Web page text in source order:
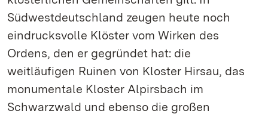
Südwestdeutschland zeugen heute noch
eindrucksvolle Klöster vom Wirken des
Ordens, den er gegründet hat: die
weitläufigen Ruinen von Kloster Hirsau, das
monumentale Kloster Alpirsbach im
Schwarzwald und ebenso die großen